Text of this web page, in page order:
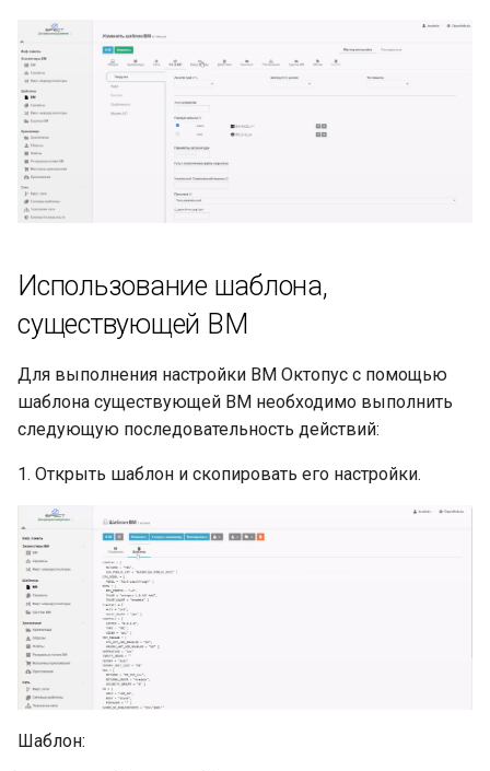
Использование шаблона,
существующей ВМ
Для выполнения настройки ВМ Октопус с помощью
шаблона существующей ВМ необходимо выполнить
следующую последовательность действий:
1. Открыть шаблон и скопировать его настройки.
Шаблон: